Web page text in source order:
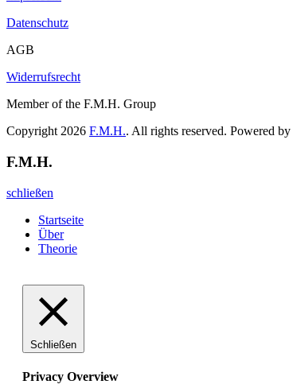
Datenschutz
AGB
Widerrufsrecht
Member of the F.M.H. Group
Copyright 2026 F.M.H.. All rights reserved. Powered by
F.M.H.
schließen
Startseite
Über
Theorie
Schließen
Privacy Overview